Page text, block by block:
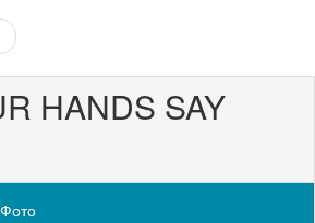
HANDS SAY
Фото